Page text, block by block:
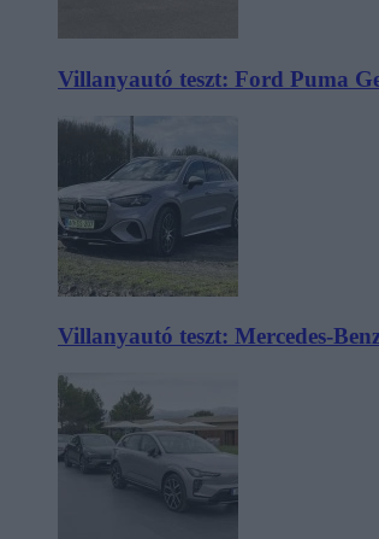
Villanyautó teszt: Ford Puma
Villanyautó teszt: Mercedes-